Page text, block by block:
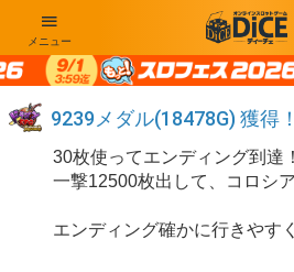
メニュー
9239メダル(18478G) 獲得！
30枚使ってエンディング到達！
一撃12500枚出して、コロシ
エンディング確かに行きやす